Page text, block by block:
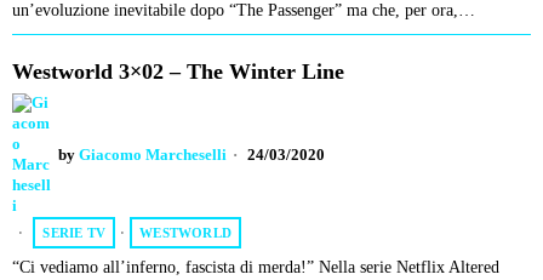
un’evoluzione inevitabile dopo “The Passenger” ma che, per ora,…
Westworld 3×02 – The Winter Line
by Giacomo Marcheselli 24/03/2020
SERIE TV · WESTWORLD
“Ci vediamo all’inferno, fascista di merda!” Nella serie Netflix Altered